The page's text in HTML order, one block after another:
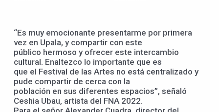
“Es muy emocionante presentarme por primera
vez en Upala, y compartir con este
público hermoso y ofrecer este intercambio
cultural. Enaltezco lo importante que es
que el Festival de las Artes no está centralizado y
pude compartir de cerca con la
población en sus diferentes espacios”, señaló
Ceshia Ubau, artista del FNA 2022.